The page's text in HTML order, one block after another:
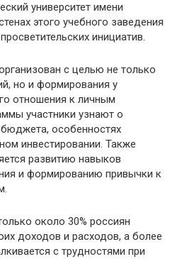
университет имени
этого учебного заведения
инициатив.
с целью не только
но и формирования у
отношения к личным
участники узнают о
особенностях
инвестировании. Также
развитию навыков
и формированию привычки к
около 30% россиян
доходов и расходов, а более
с трудностями при